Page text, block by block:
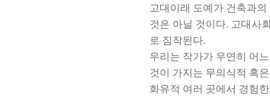
고대이래 도예가 건축과
것은 아닐 것이다. 고대사
로 짐작된다.
우리는 작가가 우연히 어
것이 가지는 무의식적 혹
화유적 여러 곳에서 경험